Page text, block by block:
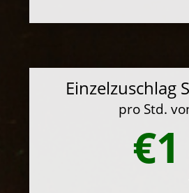
Einzelzuschlag
pro Std.
€1